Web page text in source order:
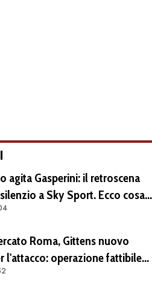
agita Gasperini: il retroscena
a Sky Sport. Ecco cosa
dal meeting con la proprietà
Roma, Gittens nuovo
l'attacco: operazione fattibile